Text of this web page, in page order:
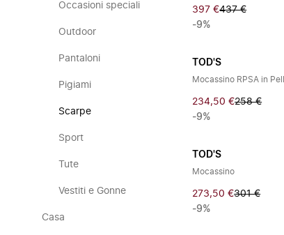
Occasioni speciali
Outdoor
Pantaloni
Pigiami
Scarpe
Sport
Tute
Vestiti e Gonne
Casa
397 €437 €
-9%
TOD'S
Mocassino RPSA in
234,50 €258 €
-9%
TOD'S
Mocassino
273,50 €301 €
-9%